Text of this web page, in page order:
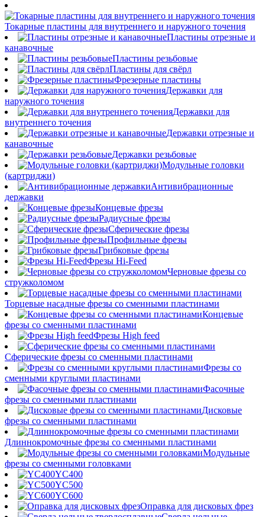
Токарные пластины для внутреннего и наружного точения
Пластины отрезные и
канавочные
Пластины резьбовые
Пластины для свёрл
Фрезерные пластины
Державки для
наружного точения
Державки для
внутреннего точения
Державки отрезные и
канавочные
Державки резьбовые
Модульные головки
(картриджи)
Антивибрационные
державки
Концевые фрезы
Радиусные фрезы
Сферические фрезы
Профильные фрезы
Грибковые фрезы
Фрезы Hi-Feed
Черновые фрезы со
стружколомом
Торцевые насадные фрезы со сменными пластинами
Концевые
фрезы со сменными пластинами
Фрезы High feed
Сферические фрезы со сменными пластинами
Фрезы со
сменными круглыми пластинами
Фасочные
фрезы со сменными пластинами
Дисковые
фрезы со сменными пластинами
Длиннокромочные фрезы со сменными пластинами
Модульные
фрезы со сменными головками
YC400
YC500
YC600
Оправка для дисковых фрез